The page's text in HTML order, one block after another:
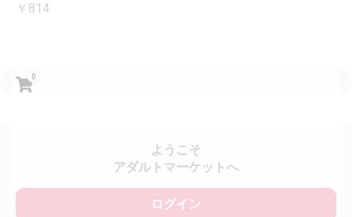
0
ようこそ
アダルトマーケットへ
ログイン
￥814